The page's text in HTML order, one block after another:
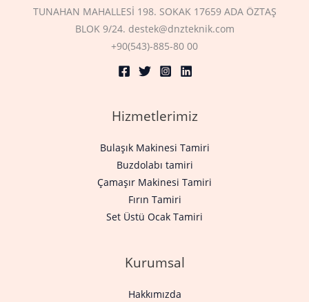
TUNAHAN MAHALLESİ 198. SOKAK 17659 ADA ÖZTAŞ
BLOK 9/24. destek@dnzteknik.com
+90(543)-885-80 00
Hizmetlerimiz
Bulaşık Makinesi Tamiri
Buzdolabı tamiri
Çamaşır Makinesi Tamiri
Fırın Tamiri
Set Üstü Ocak Tamiri
Kurumsal
Hakkımızda